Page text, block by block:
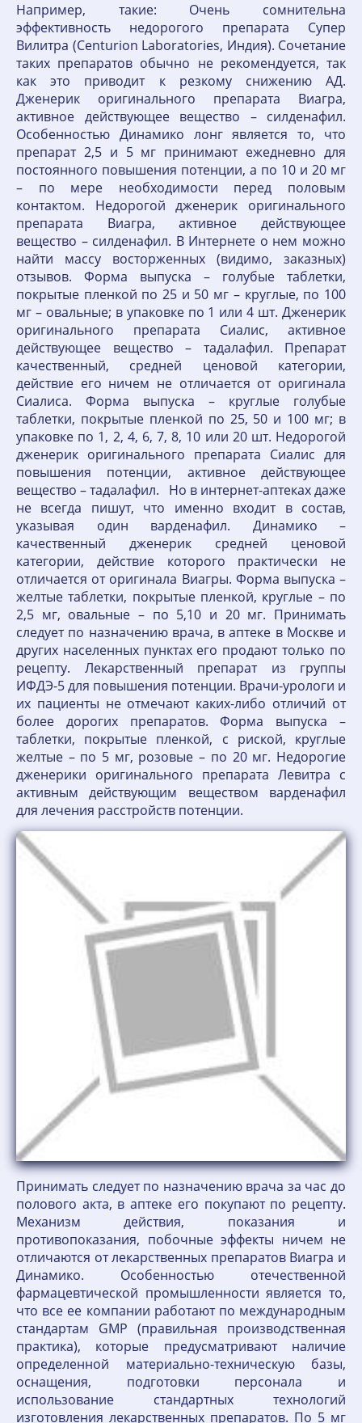
Например, такие: Очень сомнительна
эффективность недорогого препарата Супер
Вилитра (Centurion Laboratories, Индия). Сочетание
таких препаратов обычно не рекомендуется, так
как это приводит к резкому снижению АД.
Дженерик оригинального препарата Виагра,
активное действующее вещество – силденафил.
Особенностью Динамико лонг является то, что
препарат 2,5 и 5 мг принимают ежедневно для
постоянного повышения потенции, а по 10 и 20 мг
– по мере необходимости перед половым
контактом. Недорогой дженерик оригинального
препарата Виагра, активное действующее
вещество – силденафил. В Интернете о нем можно
найти массу восторженных (видимо, заказных)
отзывов. Форма выпуска – голубые таблетки,
покрытые пленкой по 25 и 50 мг – круглые, по 100
мг – овальные; в упаковке по 1 или 4 шт. Дженерик
оригинального препарата Сиалис, активное
действующее вещество – тадалафил. Препарат
качественный, средней ценовой категории,
действие его ничем не отличается от оригинала
Сиалиса. Форма выпуска – круглые голубые
таблетки, покрытые пленкой по 25, 50 и 100 мг; в
упаковке по 1, 2, 4, 6, 7, 8, 10 или 20 шт. Недорогой
дженерик оригинального препарата Сиалис для
повышения потенции, активное действующее
вещество – тадалафил. Но в интернет-аптеках даже
не всегда пишут, что именно входит в состав,
указывая один варденафил. Динамико –
качественный дженерик средней ценовой
категории, действие которого практически не
отличается от оригинала Виагры. Форма выпуска –
желтые таблетки, покрытые пленкой, круглые – по
2,5 мг, овальные – по 5,10 и 20 мг. Принимать
следует по назначению врача, в аптеке в Москве и
других населенных пунктах его продают только по
рецепту. Лекарственный препарат из группы
ИФДЭ-5 для повышения потенции. Врачи-урологи и
их пациенты не отмечают каких-либо отличий от
более дорогих препаратов. Форма выпуска –
таблетки, покрытые пленкой, с риской, круглые
желтые – по 5 мг, розовые – по 20 мг. Недорогие
дженерики оригинального препарата Левитра с
активным действующим веществом варденафил
для лечения расстройств потенции.
Принимать следует по назначению врача за час до
полового акта, в аптеке его покупают по рецепту.
Механизм действия, показания и
противопоказания, побочные эффекты ничем не
отличаются от лекарственных препаратов Виагра и
Динамико. Особенностью отечественной
фармацевтической промышленности является то,
что все ее компании работают по международным
стандартам GMP (правильная производственная
практика), которые предусматривают наличие
определенной материально-техническую базы,
оснащения, подготовки персонала и
использование стандартных технологий
изготовления лекарственных препаратов. По 5 мг